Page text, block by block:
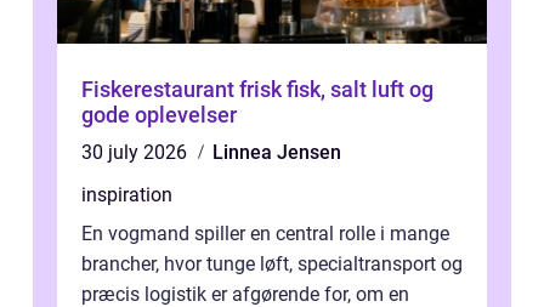
Fiskerestaurant frisk fisk, salt luft og
gode oplevelser
30 july 2026
Linnea Jensen
inspiration
En vogmand spiller en central rolle i mange
brancher, hvor tunge løft, specialtransport og
præcis logistik er afgørende for, om en